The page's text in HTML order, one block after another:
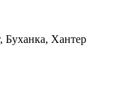
Буханка, Хантер